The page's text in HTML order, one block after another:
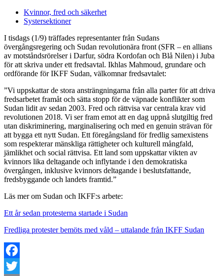
Kvinnor, fred och säkerhet
Systersektioner
I tisdags (1/9) träffades representanter från Sudans
övergångsregering och Sudan revolutionära front (SFR – en allians
av motståndsrörelser i Darfur, södra Kordofan och Blå Nilen) i Juba
för att skriva under ett fredsavtal. Ikhlas Mahmoud, grundare och
ordförande för IKFF Sudan, välkomnar fredsavtalet:
”Vi uppskattar de stora ansträngningarna från alla parter för att driva
fredsarbetet framåt och sätta stopp för de väpnade konflikter som
Sudan lidit av sedan 2003. Fred och rättvisa var centrala krav vid
revolutionen 2018. Vi ser fram emot att en dag uppnå slutgiltig fred
utan diskriminering, marginalisering och med en genuin strävan för
att bygga ett nytt Sudan. Ett föregångsland för fredlig samexistens
som respekterar mänskliga rättigheter och kulturell mångfald,
jämlikhet och social rättvisa. Ett land som uppskattar vikten av
kvinnors lika deltagande och inflytande i den demokratiska
övergången, inklusive kvinnors deltagande i beslutsfattande,
fredsbyggande och landets framtid.”
Läs mer om Sudan och IKFF:s arbete:
Ett år sedan protesterna startade i Sudan
Fredliga protester bemöts med våld – uttalande från IKFF Sudan
Facebook